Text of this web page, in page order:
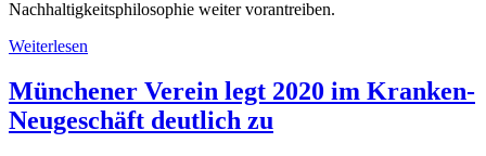
Nachhaltigkeitsphilo­sophie weiter vorantrei­ben.
Weiterlesen
Münchener Verein legt 2020 im Kranken-
Neugeschäft deutlich zu